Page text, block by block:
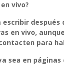
vivo?
después
en vivo,
para
sea en